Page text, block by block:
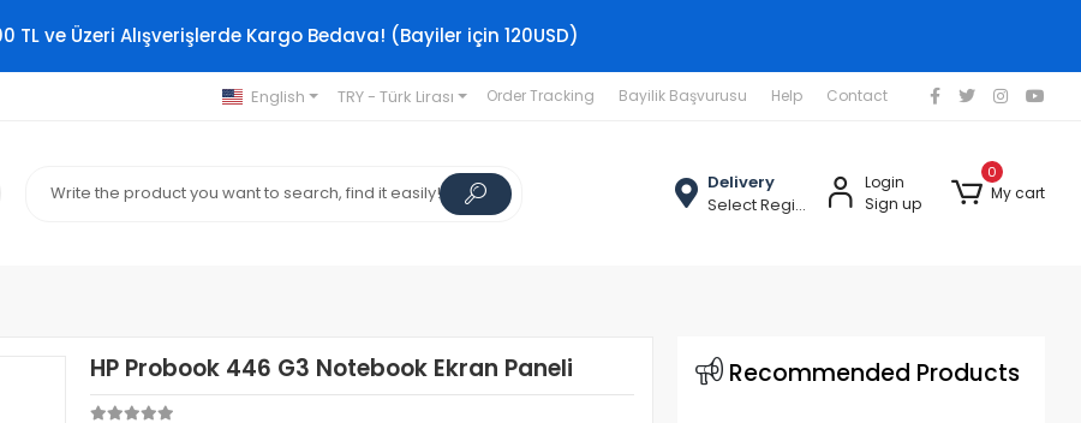
TL ve Üzeri Alışverişlerde Kargo Bedava! (Bayiler için 120USD)
English TRY - Türk Lirası Order Tracking Bayilik Başvurusu Help Contact
Delivery
Select Region
Login
Sign up
0
My cart
HP Probook 446 G3 Notebook Ekran Paneli Recommended Products